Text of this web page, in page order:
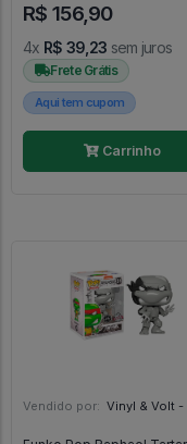
R$ 156,90
4x R$ 39,23 sem juros
Frete Grátis
Aqui tem cupom
Carrinho
Vendido por: Vinyl & Volt -